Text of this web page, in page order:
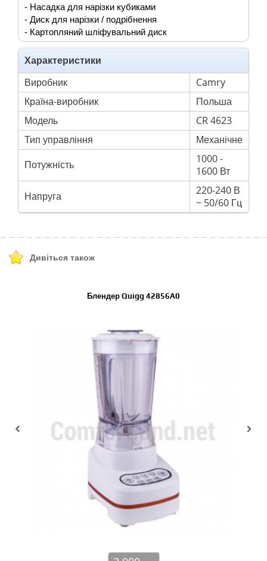
- Насадка для нарізки кубиками
- Диск для нарізки / подрібнення
- Картопляний шліфувальний диск
Характеристики
Виробник
Camry
Країна-виробник
Польша
Модель
CR 4623
Тип управління
Механічне
Потужність
1000 -
1600 Вт
Напруга
220-240 В
~ 50/60 Гц
Дивіться також
Блендер Quigg 42856A0